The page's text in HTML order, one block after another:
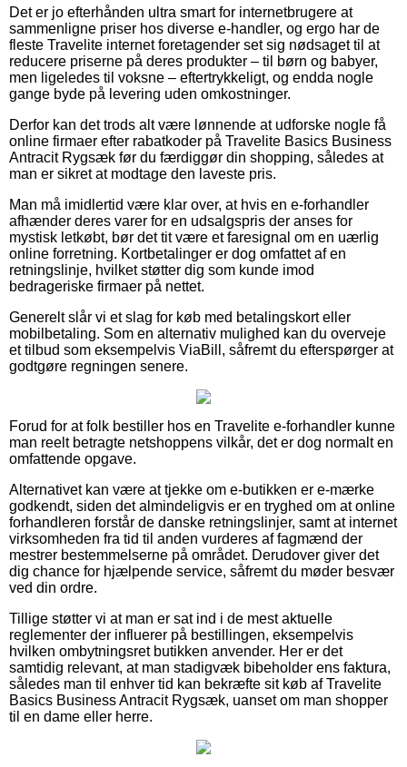
Det er jo efterhånden ultra smart for internetbrugere at
sammenligne priser hos diverse e-handler, og ergo har de
fleste Travelite internet foretagender set sig nødsaget til at
reducere priserne på deres produkter – til børn og babyer,
men ligeledes til voksne – eftertrykkeligt, og endda nogle
gange byde på levering uden omkostninger.
Derfor kan det trods alt være lønnende at udforske nogle få
online firmaer efter rabatkoder på Travelite Basics Business
Antracit Rygsæk før du færdiggør din shopping, således at
man er sikret at modtage den laveste pris.
Man må imidlertid være klar over, at hvis en e-forhandler
afhænder deres varer for en udsalgspris der anses for
mystisk letkøbt, bør det tit være et faresignal om en uærlig
online forretning. Kortbetalinger er dog omfattet af en
retningslinje, hvilket støtter dig som kunde imod
bedrageriske firmaer på nettet.
Generelt slår vi et slag for køb med betalingskort eller
mobilbetaling. Som en alternativ mulighed kan du overveje
et tilbud som eksempelvis ViaBill, såfremt du efterspørger at
godtgøre regningen senere.
Forud for at folk bestiller hos en Travelite e-forhandler kunne
man reelt betragte netshoppens vilkår, det er dog normalt en
omfattende opgave.
Alternativet kan være at tjekke om e-butikken er e-mærke
godkendt, siden det almindeligvis er en tryghed om at online
forhandleren forstår de danske retningslinjer, samt at internet
virksomheden fra tid til anden vurderes af fagmænd der
mestrer bestemmelserne på området. Derudover giver det
dig chance for hjælpende service, såfremt du møder besvær
ved din ordre.
Tillige støtter vi at man er sat ind i de mest aktuelle
reglementer der influerer på bestillingen, eksempelvis
hvilken ombytningsret butikken anvender. Her er det
samtidig relevant, at man stadigvæk bibeholder ens faktura,
således man til enhver tid kan bekræfte sit køb af Travelite
Basics Business Antracit Rygsæk, uanset om man shopper
til en dame eller herre.